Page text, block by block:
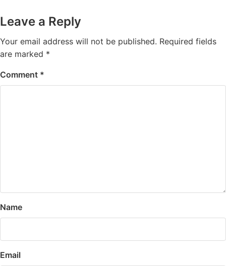
Leave a Reply
Your email address will not be published. Required fields
are marked *
Comment *
Name
Email